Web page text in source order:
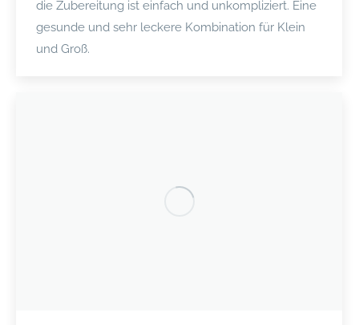
die Zubereitung ist einfach und unkompliziert. Eine
gesunde und sehr leckere Kombination für Klein
und Groß.